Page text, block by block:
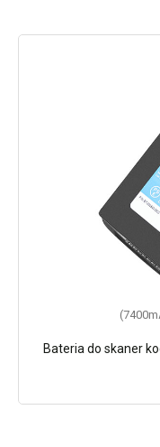
Bateria do skaner